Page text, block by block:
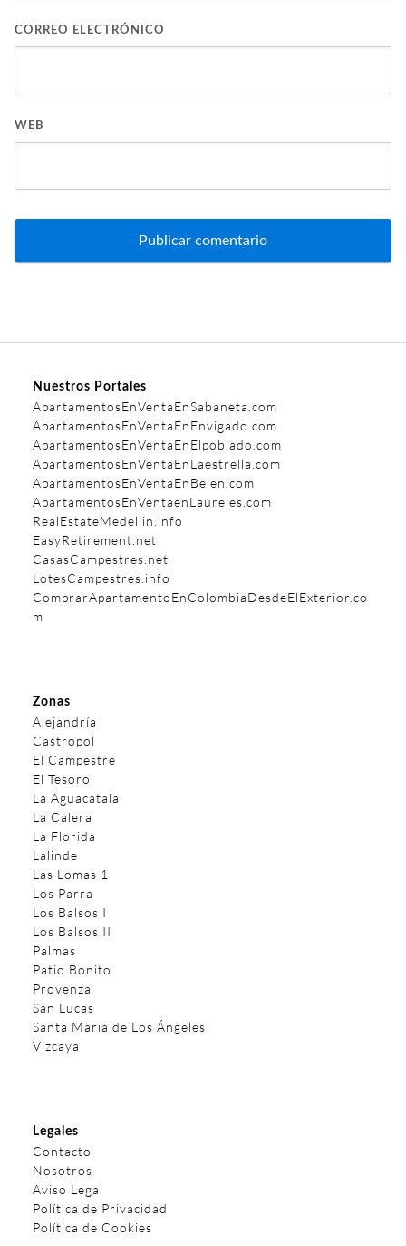
CORREO ELECTRÓNICO
WEB
Nuestros Portales
ApartamentosEnVentaEnSabaneta.com
ApartamentosEnVentaEnEnvigado.com
ApartamentosEnVentaEnElpoblado.com
ApartamentosEnVentaEnLaestrella.com
ApartamentosEnVentaEnBelen.com
ApartamentosEnVentaenLaureles.com
RealEstateMedellin.info
EasyRetirement.net
CasasCampestres.net
LotesCampestres.info
ComprarApartamentoEnColombiaDesdeElExterior.co
m
Zonas
Alejandría
Castropol
El Campestre
El Tesoro
La Aguacatala
La Calera
La Florida
Lalinde
Las Lomas 1
Los Parra
Los Balsos I
Los Balsos II
Palmas
Patio Bonito
Provenza
San Lucas
Santa Maria de Los Ángeles
Vizcaya
Legales
Contacto
Nosotros
Aviso Legal
Política de Privacidad
Política de Cookies